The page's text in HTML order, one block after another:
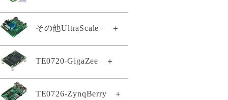
TEI0006-04-API23A
TEI0006-05-API23A
TEI0009-02-055-8CA
TEI0009-02-PHIQ2R
TEI0022-03
TEI0024-01
TEMB0005-01
TEMB0005-02
TEB0729-03A
TEB0745-02
TEB0835-03-A
TEB0912-03-ABI21-A
TEB1000-02-A
TEB2000-01-T001
TE0803-04-4AE11-A
TE0803-04-4BE11-A
TE0803-04-4BI81-A
TE0803-04-4DE11-A
TE0803-04-4DE21-L
TE0803-04-4GE21-L
TE0807-02-5AI21-A
TE0807-03-4AI21-A
TE0807-03-7DE21-AS
TE0807-03-7DI21-A
TE0808-04-06EG-1E3
TE0808-05-6BE21-A
TE0808-05-6BE81-E
TE0808-05-6BE81-EK
TE0808-05-6BE81-F
TE0808-05-9BE21-F
TE0820-05-2BE21MA
TE0820-04-2BE21ML
TE0820-05-2AE21MA
TE0820-05-2AE81MA
TE0820-05-2AI21MA
その他UltraScale+ ＋
TE0802-02-1BEV2-A
TE0802-02-2AEV2-A
TE0812-02-EIVEFM2
TE0720-GigaZee ＋
TE0720-04-62I33MA
TE0726-ZynqBerry ＋